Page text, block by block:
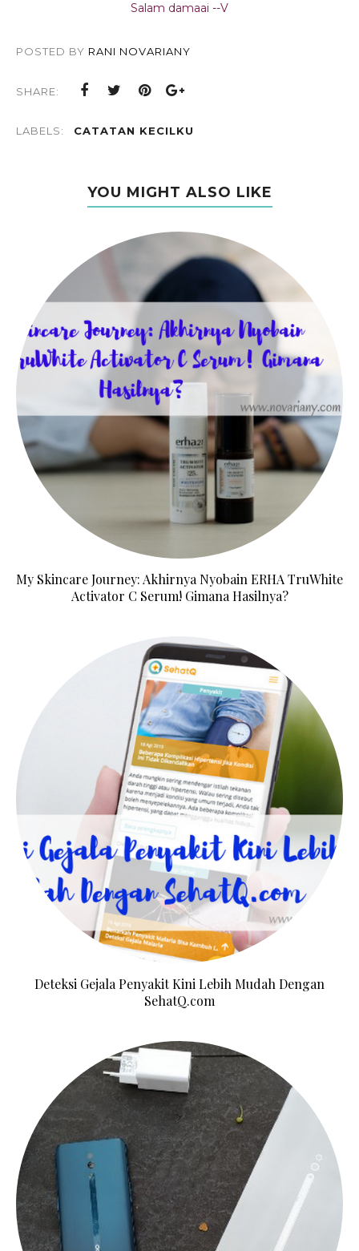
Salam damaai --V
POSTED BY RANI NOVARIANY
SHARE:
LABELS: CATATAN KECILKU
YOU MIGHT ALSO LIKE
My Skincare Journey: Akhirnya Nyobain ERHA TruWhite
Activator C Serum! Gimana Hasilnya?
Deteksi Gejala Penyakit Kini Lebih Mudah Dengan
SehatQ.com